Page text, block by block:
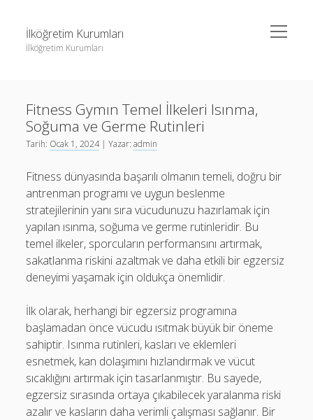
İlköğretim Kurumları
İlköğretim Kurumları
menüyü
aç
Sayfa Listesi
Spotify Dinlenme Gönderme Hilesi Parasız
Twitter Profil Resmi Kalite Sorunu
Liste
Spotify Dinlenme Gönderme Hilesi Parasız
Threads Takipçi Yükseltme Hilesi
Twitter Profil Resmi Kalite Sorunu
Fitness Gymın Temel İlkeleri Isınma,
Soğuma ve Germe Rutinleri
Tarih: Ocak 1, 2024| Yazar:admin
Fitness dünyasında başarılı olmanın temeli, doğru bir
antrenman programı ve uygun beslenme
stratejilerinin yanı sıra vücudunuzu hazırlamak için
yapılan ısınma, soğuma ve germe rutinleridir. Bu
temel ilkeler, sporcuların performansını artırmak,
sakatlanma riskini azaltmak ve daha etkili bir egzersiz
deneyimi yaşamak için oldukça önemlidir.
İlk olarak, herhangi bir egzersiz programına
başlamadan önce vücudu ısıtmak büyük bir öneme
sahiptir. Isınma rutinleri, kasları ve eklemleri
esnetmek, kan dolaşımını hızlandırmak ve vücut
sıcaklığını artırmak için tasarlanmıştır. Bu sayede,
egzersiz sırasında ortaya çıkabilecek yaralanma riski
azalır ve kasların daha verimli çalışması sağlanır. Bir